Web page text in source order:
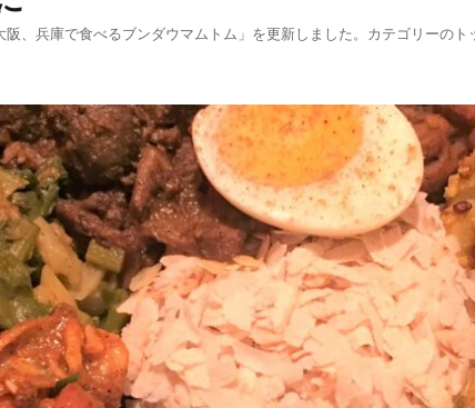
、兵庫で食べるブンダウマムトム」を更新しました。カテゴリーの